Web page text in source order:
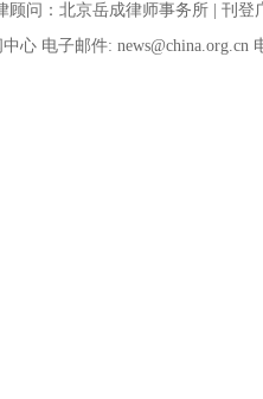
顾问：北京岳成律师事务所 |刊登
心 电子邮件: news@china.org.cn